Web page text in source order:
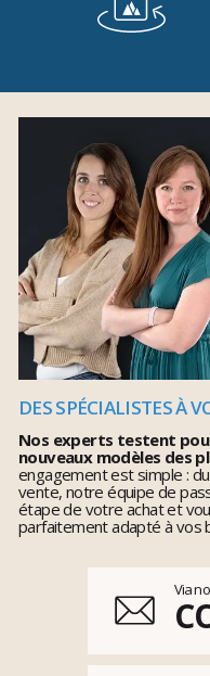
DES SPÉCIALISTES À
Nos experts testent
nouveaux modèles des
engagement est simple :
vente, notre équipe de
étape de votre achat et
parfaitement adapté à vos
Via